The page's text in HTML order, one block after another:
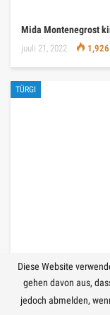
Mida Montenegrost
juuli 21, 2022 1,926
TÜRGI
Millised mered on
Diese Website
gehen davon aus,
jedoch abmelden,